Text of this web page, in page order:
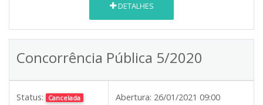
DETALHES
Concorrência Pública 5/2020
Status: Cancelada Abertura: 26/01/2021 09:00